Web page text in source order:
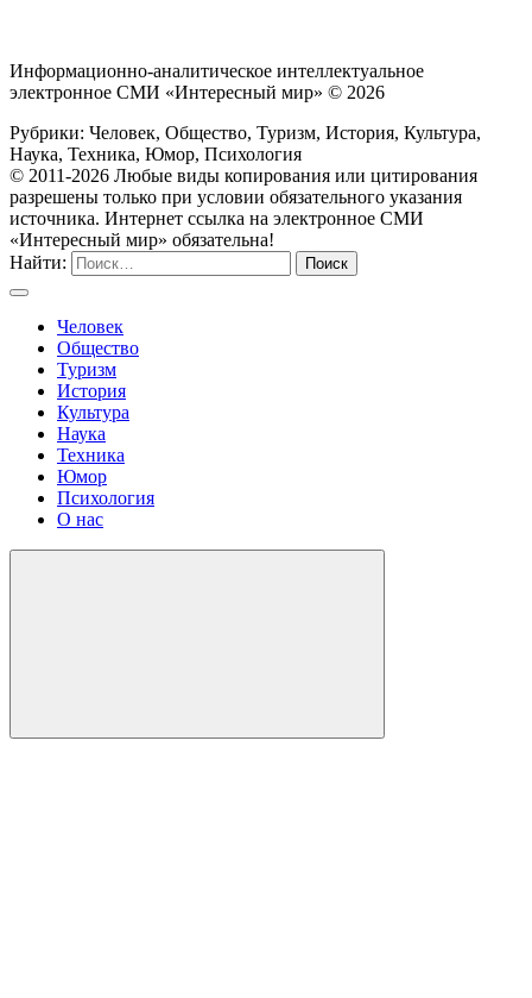
Информационно-аналитическое интеллектуальное
электронное СМИ «Интересный мир» © 2026
Рубрики: Человек, Общество, Туризм, История, Культура,
Наука, Техника, Юмор, Психология
© 2011-2026 Любые виды копирования или цитирования
разрешены только при условии обязательного указания
источника. Интернет ссылка на электронное СМИ
«Интересный мир» обязательна!
Найти:
Человек
Общество
Туризм
История
Культура
Наука
Техника
Юмор
Психология
О нас